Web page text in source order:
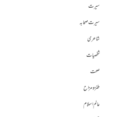
سیرت
سیرت صحابہ
شاعری
شخصیات
صحت
طنز و مزاح
عالم اسلام